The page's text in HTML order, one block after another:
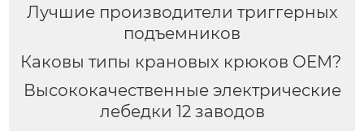
Лучшие производители триггерных
подъемников
Каковы типы крановых крюков OEM?
Высококачественные электрические
лебедки 12 заводов